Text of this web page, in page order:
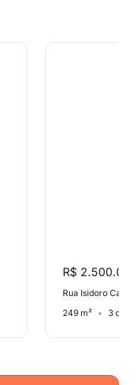
R$
Rua Isidoro
249 m²
3